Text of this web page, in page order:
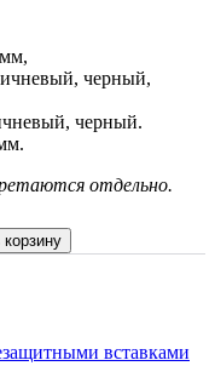
черный,
черный.
отдельно.